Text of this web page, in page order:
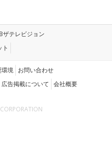
ザテレビジョン
環境 お問い合わせ
広告掲載について 会社概要